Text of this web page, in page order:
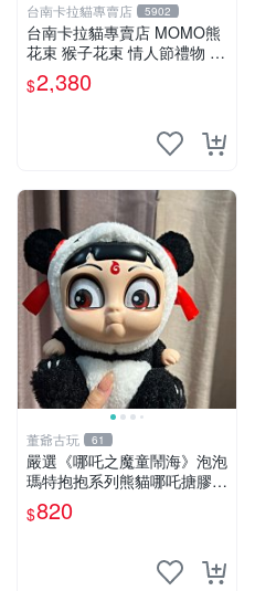
台南卡拉貓專賣店 5902
台南卡拉貓專賣店 MOMO熊
花束 猴子花束 情人節禮物 二
選一 可繡字 可今天寄明天到
$2,380
董爺古玩 61
嚴選《哪吒之魔童鬧海》泡泡
瑪特抱抱系列熊貓哪吒搪膠臉
毛絨， STATE：如圖顯示 哪
吒 毛絨公仔 泡泡瑪特
$820